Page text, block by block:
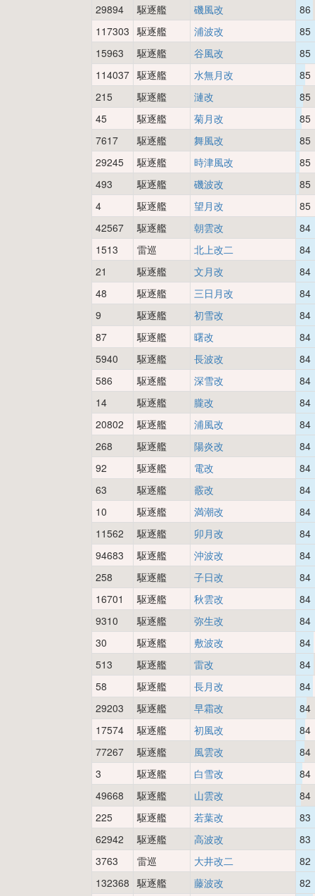
29894
駆逐艦 磯風改
86
117303 駆逐艦 浦波改
85
15963
駆逐艦 谷風改
85
114037 駆逐艦 水無月改
85
215
駆逐艦 漣改
85
45
駆逐艦 菊月改
85
7617
駆逐艦 舞風改
85
29245
駆逐艦 時津風改
85
493
駆逐艦 磯波改
85
4
駆逐艦 望月改
85
42567
駆逐艦 朝雲改
84
1513
雷巡 北上改二
84
21
駆逐艦 文月改
84
48
駆逐艦 三日月改
84
9
駆逐艦 初雪改
84
87
駆逐艦 曙改
84
5940
駆逐艦 長波改
84
586
駆逐艦 深雪改
84
14
駆逐艦 朧改
84
20802
駆逐艦 浦風改
84
268
駆逐艦 陽炎改
84
92
駆逐艦 電改
84
63
駆逐艦 霰改
84
10
駆逐艦 満潮改
84
11562
駆逐艦 卯月改
84
94683
駆逐艦 沖波改
84
258
駆逐艦 子日改
84
16701
駆逐艦 秋雲改
84
9310
駆逐艦 弥生改
84
30
駆逐艦 敷波改
84
513
駆逐艦 雷改
84
58
駆逐艦 長月改
84
29203
駆逐艦 早霜改
84
17574
駆逐艦 初風改
84
77267
駆逐艦 風雲改
84
3
駆逐艦 白雪改
84
49668
駆逐艦 山雲改
84
225
駆逐艦 若葉改
83
62942
駆逐艦 高波改
83
3763
雷巡 大井改二
82
132368 駆逐艦 藤波改 82